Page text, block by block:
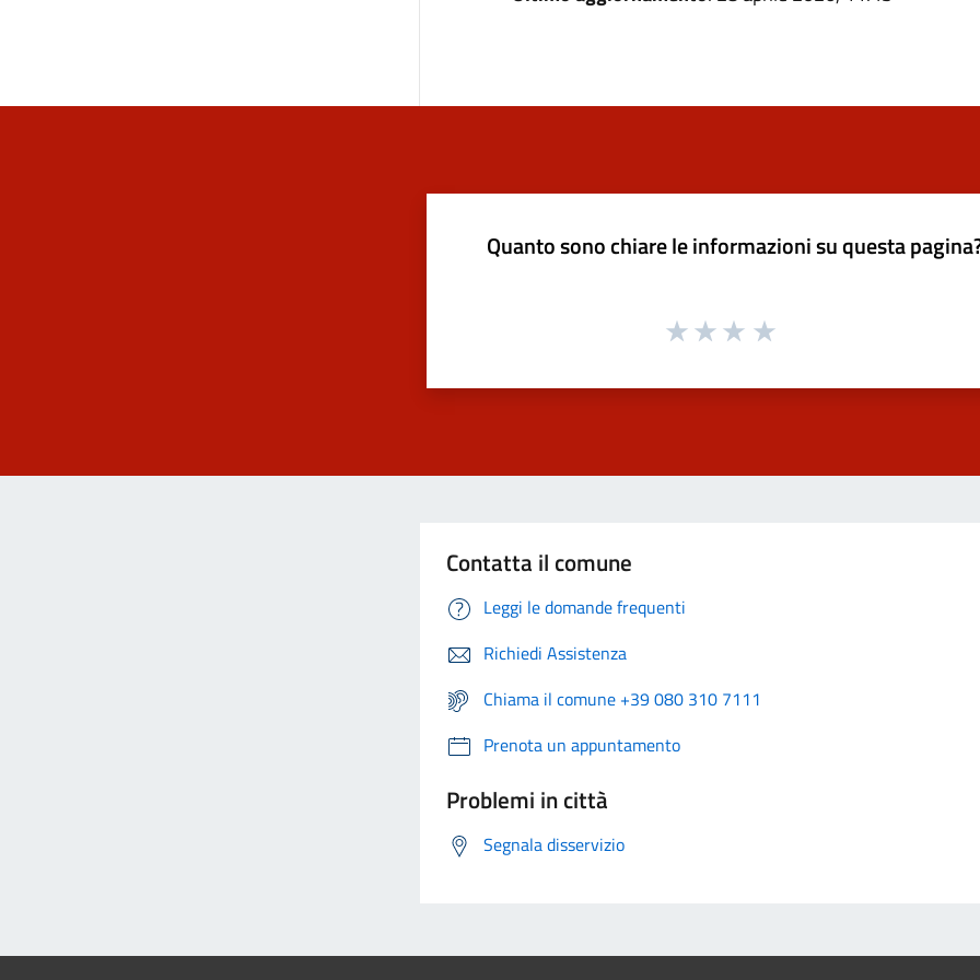
Quanto sono chiare le informazioni su questa
Contatta il comune
Leggi le domande frequenti
Richiedi Assistenza
Chiama il comune +39 080 310 7111
Prenota un appuntamento
Problemi in città
Segnala disservizio